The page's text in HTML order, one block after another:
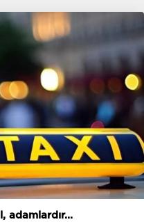
adamlardır...